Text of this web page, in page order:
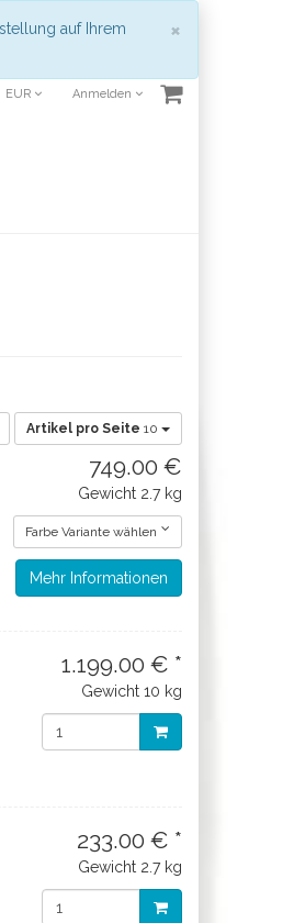
×
auf Ihrem
EUR Anmelden
Artikel pro Seite 10
749.00 €
Gewicht 2.7 kg
Farbe Variante wählen
Mehr Informationen
1.199.00 € *
Gewicht 10 kg
233.00 € *
Gewicht 2.7 kg